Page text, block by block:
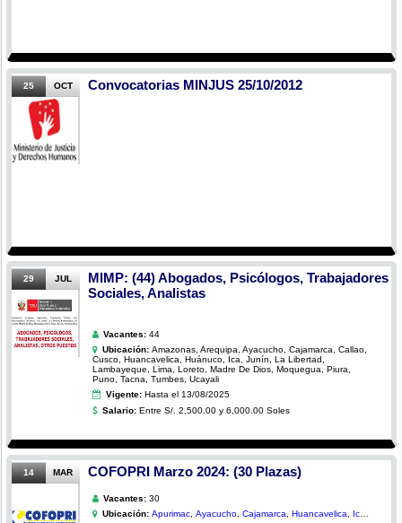
25 OCT Convocatorias MINJUS 25/10/2012
29 JUL
MIMP: (44) Abogados, Psicólogos, Trabajadores
Sociales, Analistas
Vacantes: 44
Ubicación: Amazonas, Arequipa, Ayacucho, Cajamarca, Callao,
Cusco, Huancavelica, Huánuco, Ica, Junín, La Libertad,
Lambayeque, Lima, Loreto, Madre De Dios, Moquegua, Piura,
Puno, Tacna, Tumbes, Ucayali
Vigente: Hasta el 13/08/2025
Salario: Entre S/. 2,500.00 y 6,000.00 Soles
14 MAR COFOPRI Marzo 2024: (30 Plazas)
Vacantes: 30
Ubicación: Apurimac,Ayacucho,Cajamarca, Huancavelica, Ica,